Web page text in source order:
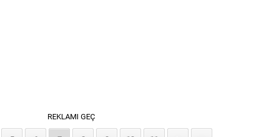
REKLAMI GEÇ